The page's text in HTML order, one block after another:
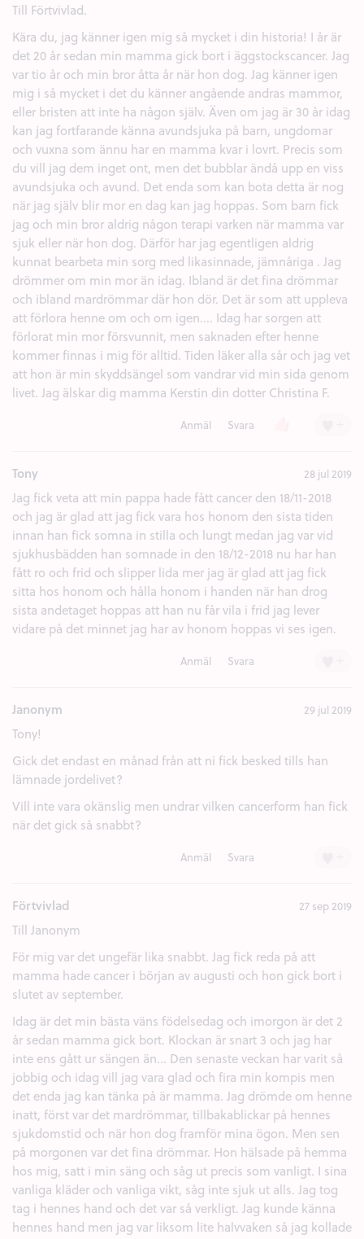
Till Förtvivlad.
Kära du, jag känner igen mig så mycket i din historia! I år är
det 20 år sedan min mamma gick bort i äggstockscancer. Jag
var tio år och min bror åtta år när hon dog. Jag känner igen
mig i så mycket i det du känner angående andras mammor,
eller bristen att inte ha någon själv. Även om jag är 30 år idag
kan jag fortfarande känna avundsjuka på barn, ungdomar
och vuxna som ännu har en mamma kvar i lovrt. Precis som
du vill jag dem inget ont, men det bubblar ändå upp en viss
avundsjuka och avund. Det enda som kan bota detta är nog
när jag själv blir mor en dag kan jag hoppas. Som barn fick
jag och min bror aldrig någon terapi varken när mamma var
sjuk eller när hon dog. Därför har jag egentligen aldrig
kunnat bearbeta min sorg med likasinnade, jämnåriga . Jag
drömmer om min mor än idag. Ibland är det fina drömmar
och ibland mardrömmar där hon dör. Det är som att uppleva
att förlora henne om och om igen.... Idag har sorgen att
förlorat min mor försvunnit, men saknaden efter henne
kommer finnas i mig för alltid. Tiden läker alla sår och jag vet
att hon är min skyddsängel som vandrar vid min sida genom
livet. Jag älskar dig mamma Kerstin din dotter Christina F.
Anmäl Svara
Tony 28 jul 2019
Jag fick veta att min pappa hade fått cancer den 18/11-2018
och jag är glad att jag fick vara hos honom den sista tiden
innan han fick somna in stilla och lungt medan jag var vid
sjukhusbädden han somnade in den 18/12-2018 nu har han
fått ro och frid och slipper lida mer jag är glad att jag fick
sitta hos honom och hålla honom i handen när han drog
sista andetaget hoppas att han nu får vila i frid jag lever
vidare på det minnet jag har av honom hoppas vi ses igen.
Anmäl Svara
Janonym 29 jul 2019
Tony!
Gick det endast en månad från att ni fick besked tills han
lämnade jordelivet?
Vill inte vara okänslig men undrar vilken cancerform han fick
när det gick så snabbt?
Anmäl Svara
Förtvivlad 27 sep 2019
Till Janonym
För mig var det ungefär lika snabbt. Jag fick reda på att
mamma hade cancer i början av augusti och hon gick bort i
slutet av september.
Idag är det min bästa väns födelsedag och imorgon är det 2
år sedan mamma gick bort. Klockan är snart 3 och jag har
inte ens gått ur sängen än... Den senaste veckan har varit så
jobbig och idag vill jag vara glad och fira min kompis men
det enda jag kan tänka på är mamma. Jag drömde om henne
inatt, först var det mardrömmar, tillbakablickar på hennes
sjukdomstid och när hon dog framför mina ögon. Men sen
på morgonen var det fina drömmar. Hon hälsade på hemma
hos mig, satt i min säng och såg ut precis som vanligt. I sina
vanliga kläder och vanliga vikt, såg inte sjuk ut alls. Jag tog
tag i hennes hand och det var så verkligt. Jag kunde känna
hennes hand men jag var liksom lite halvvaken så jag kollade